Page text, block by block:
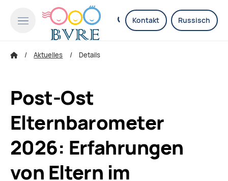
Kontakt Russisch
Aktuelles Details
Post-Ost
Elternbarometer
2026: Erfahrungen
von Eltern im